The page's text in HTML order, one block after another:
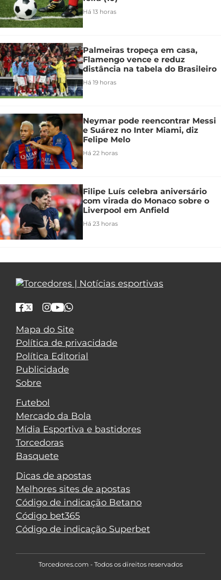
Há 13 horas
Palmeiras tropeça em casa,
Flamengo vence e reduz
distância na tabela do Brasileiro
Há 19 horas
Neymar pode reencontrar Messi
e Suárez no Inter Miami, diz
Felipe Melo
Há 22 horas
Filipe Luís celebra aniversário
com virada do Monaco sobre o
Liverpool em Anfield
Há 23 horas
Mapa do Site
Política de privacidade
Política Editorial
Publicidade
Sobre
Futebol
Mercado da Bola
Mídia Esportiva e bastidores
Torcedoras
Basquete
Dicas de apostas
Melhores sites de apostas
Código de indicação Betano
Código bet365
Código de indicação Superbet
Torcedores.com - Todos os direitos reservados